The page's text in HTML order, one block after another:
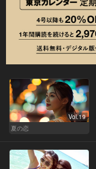
Vol.19
夏の恋